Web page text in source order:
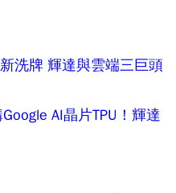
洗牌 輝達與雲端三巨頭
AI晶片TPU！輝達